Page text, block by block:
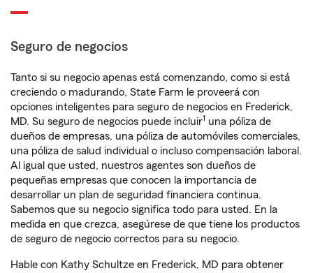
Seguro de negocios
Tanto si su negocio apenas está comenzando, como si está
creciendo o madurando, State Farm le proveerá con
opciones inteligentes para seguro de negocios en Frederick,
MD. Su seguro de negocios puede incluir1 una póliza de
dueños de empresas, una póliza de automóviles comerciales,
una póliza de salud individual o incluso compensación laboral.
Al igual que usted, nuestros agentes son dueños de
pequeñas empresas que conocen la importancia de
desarrollar un plan de seguridad financiera continua.
Sabemos que su negocio significa todo para usted. En la
medida en que crezca, asegúrese de que tiene los productos
de seguro de negocio correctos para su negocio.
Hable con Kathy Schultze en Frederick, MD para obtener